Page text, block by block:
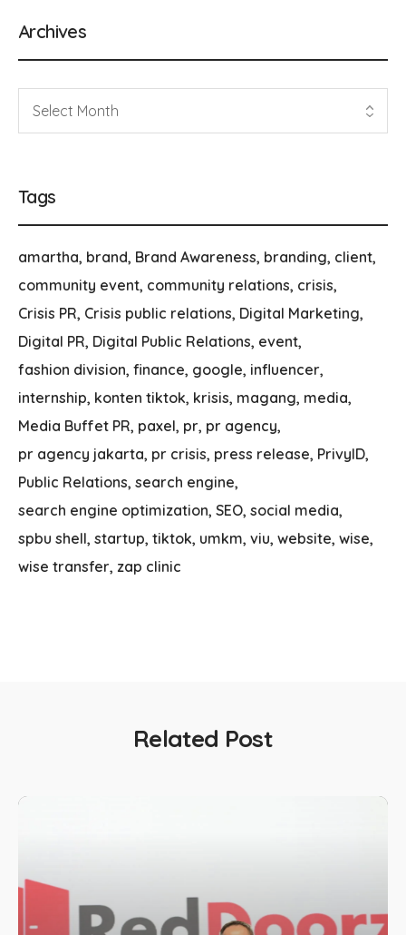
Archives
Tags
amartha brand Brand Awareness branding client
community event community relations crisis
Crisis PR Crisis public relations Digital Marketing
Digital PR Digital Public Relations event
fashion division finance google influencer
internship konten tiktok krisis magang media
Media Buffet PR paxel pr pr agency
pr agency jakarta pr crisis press release PrivyID
Public Relations search engine
search engine optimization SEO social media
spbu shell startup tiktok umkm viu website wise
wise transfer zap clinic
Related Post